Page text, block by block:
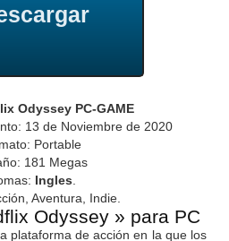
Odyssey PC-GAME
13 de Noviembre de 2020
Portable
181 Megas
Ingles
Aventura, Indie.
Odyssey » para PC
plataforma de acción en la que los